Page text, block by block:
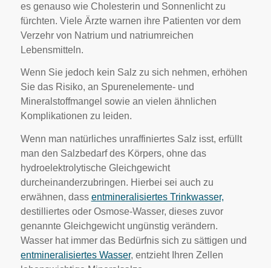
es genauso wie Cholesterin und Sonnenlicht zu
fürchten. Viele Ärzte warnen ihre Patienten vor dem
Verzehr von Natrium und natriumreichen
Lebensmitteln.
Wenn Sie jedoch kein Salz zu sich nehmen, erhöhen
Sie das Risiko, an Spurenelemente- und
Mineralstoffmangel sowie an vielen ähnlichen
Komplikationen zu leiden.
Wenn man natürliches unraffiniertes Salz isst, erfüllt
man den Salzbedarf des Körpers, ohne das
hydroelektrolytische Gleichgewicht
durcheinanderzubringen. Hierbei sei auch zu
erwähnen, dass entmineralisiertes Trinkwasser,
destilliertes oder Osmose-Wasser, dieses zuvor
genannte Gleichgewicht ungünstig verändern.
Wasser hat immer das Bedürfnis sich zu sättigen und
entmineralisiertes Wasser, entzieht Ihren Zellen